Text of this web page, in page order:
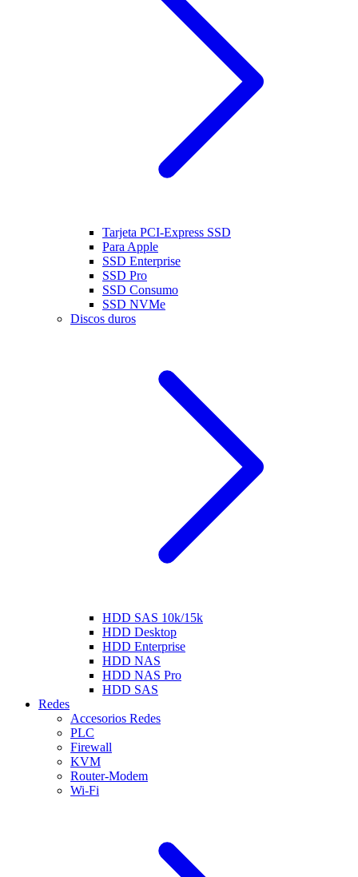
Tarjeta PCI-Express SSD
Para Apple
SSD Enterprise
SSD Pro
SSD Consumo
SSD NVMe
Discos duros
HDD SAS 10k/15k
HDD Desktop
HDD Enterprise
HDD NAS
HDD NAS Pro
HDD SAS
Redes
Accesorios Redes
PLC
Firewall
KVM
Router-Modem
Wi-Fi